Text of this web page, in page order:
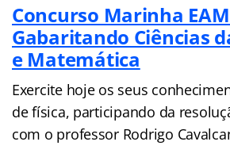
Concurso Marinha
Gabaritando Ciências
e Matemática
Exercite hoje os seus
de física, participando da
com o professor Rodrigo